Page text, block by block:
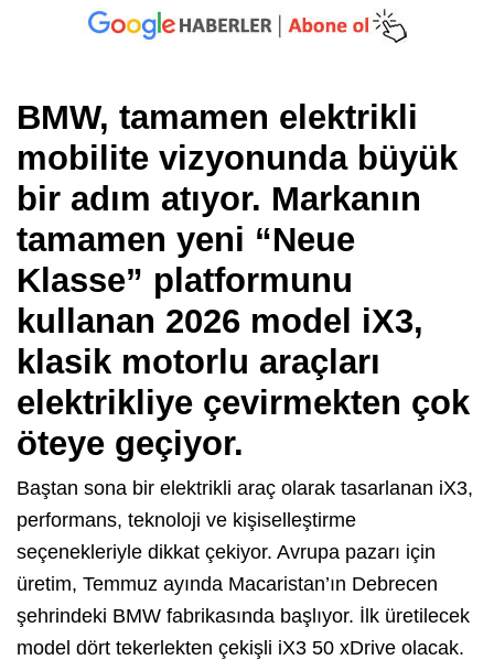
BMW, tamamen elektrikli
mobilite vizyonunda büyük
bir adım atıyor. Markanın
tamamen yeni “Neue
Klasse” platformunu
kullanan 2026 model iX3,
klasik motorlu araçları
elektrikliye çevirmekten çok
öteye geçiyor.
Baştan sona bir elektrikli araç olarak tasarlanan iX3,
performans, teknoloji ve kişiselleştirme
seçenekleriyle dikkat çekiyor. Avrupa pazarı için
üretim, Temmuz ayında Macaristan’ın Debrecen
şehrindeki BMW fabrikasında başlıyor. İlk üretilecek
model dört tekerlekten çekişli iX3 50 xDrive olacak.